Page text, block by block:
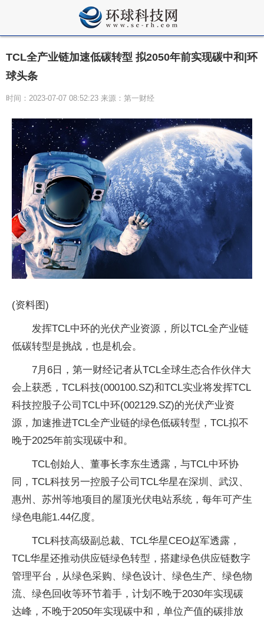
TCL全产业链加速低碳转型 拟2050年前实现碳中和|环
球头条
时间：2023-07-07 08:52:23 来源：第一财经
(资料图)
发挥TCL中环的光伏产业资源，所以TCL全产业链
低碳转型是挑战，也是机会。
7月6日，第一财经记者从TCL全球生态合作伙伴大
会上获悉，TCL科技(000100.SZ)和TCL实业将发挥TCL
科技控股子公司TCL中环(002129.SZ)的光伏产业资
源，加速推进TCL全产业链的绿色低碳转型，TCL拟不
晚于2025年前实现碳中和。
TCL创始人、董事长李东生透露，与TCL中环协
同，TCL科技另一控股子公司TCL华星在深圳、武汉、
惠州、苏州等地项目的屋顶光伏电站系统，每年可产生
绿色电能1.44亿度。
TCL科技高级副总裁、TCL华星CEO赵军透露，
TCL华星还推动供应链绿色转型，搭建绿色供应链数字
管理平台，从绿色采购、绿色设计、绿色生产、绿色物
流、绿色回收等环节着手，计划不晚于2030年实现碳
达峰，不晚于2050年实现碳中和，单位产值的碳排放